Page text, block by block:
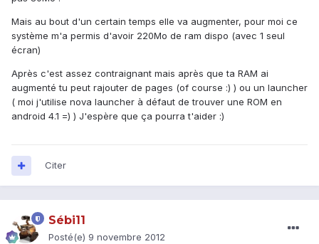
Mais au bout d'un certain temps elle va augmenter, pour moi ce
système m'a permis d'avoir 220Mo de ram dispo (avec 1 seul
écran)
Après c'est assez contraignant mais après que ta RAM ai
augmenté tu peut rajouter de pages (of course :) ) ou un launcher
( moi j'utilise nova launcher à défaut de trouver une ROM en
android 4.1 =) ) J'espère que ça pourra t'aider :)
Citer
Sébi11
Posté(e) 9 novembre 2012